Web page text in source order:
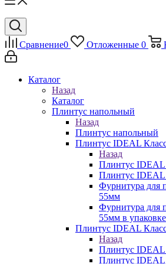
Сравнение0 Отложенные 0
Каталог
Назад
Каталог
Плинтус напольный
Назад
Плинтус напольный
Плинтус IDEAL
Назад
Плинтус
Плинтус
Фурнитура для
55мм
Фурнитура для
55мм в
Плинтус IDEAL
Назад
Плинтус
Плинтус